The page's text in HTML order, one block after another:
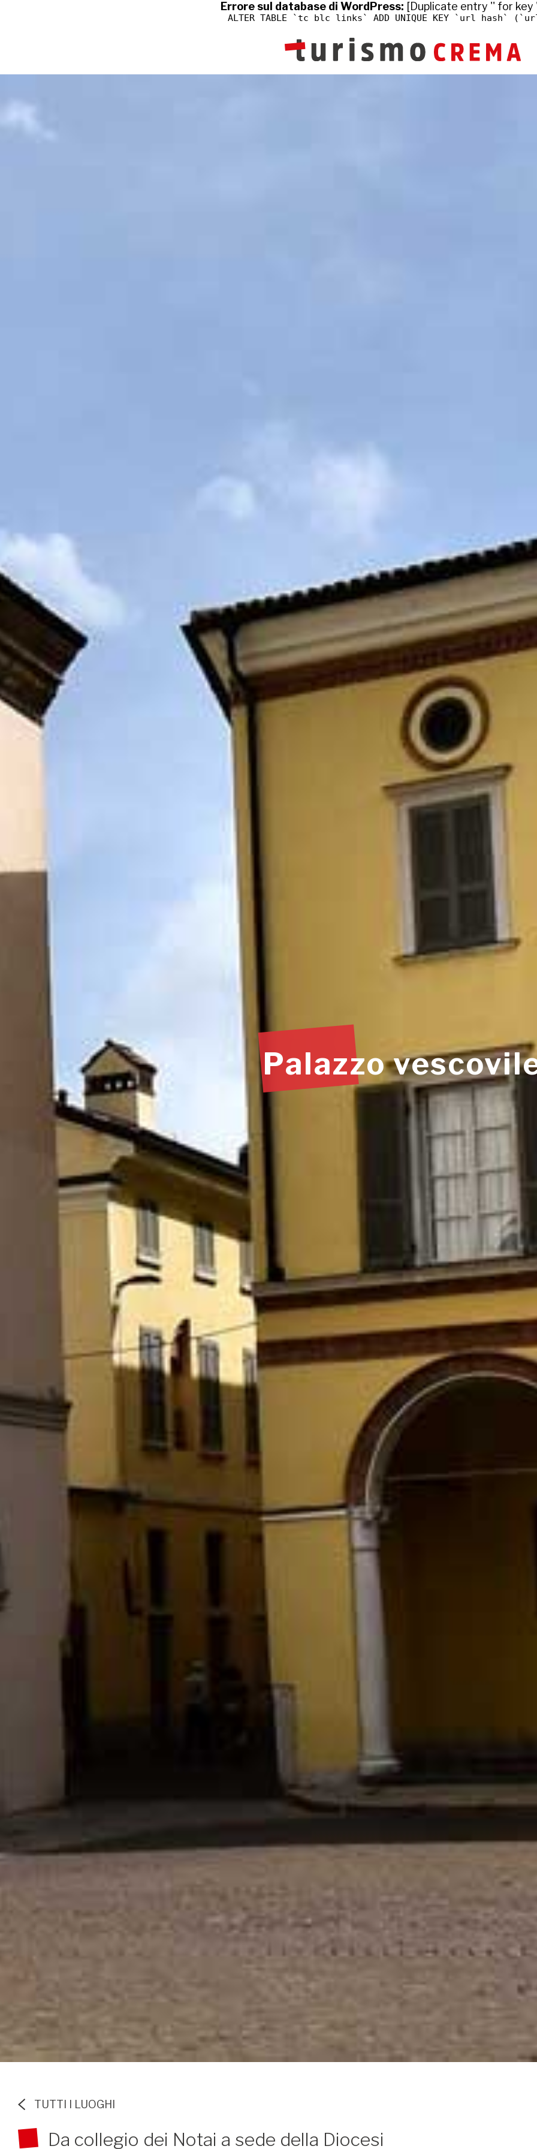
Errore sul database di WordPress: [Duplicate entry '' for key
ALTER TABLE `tc_blc_links` ADD UNIQUE KEY `url_hash`
Palazzo
TUTTI I LUOGHI
Da collegio dei Notai a sede della Diocesi